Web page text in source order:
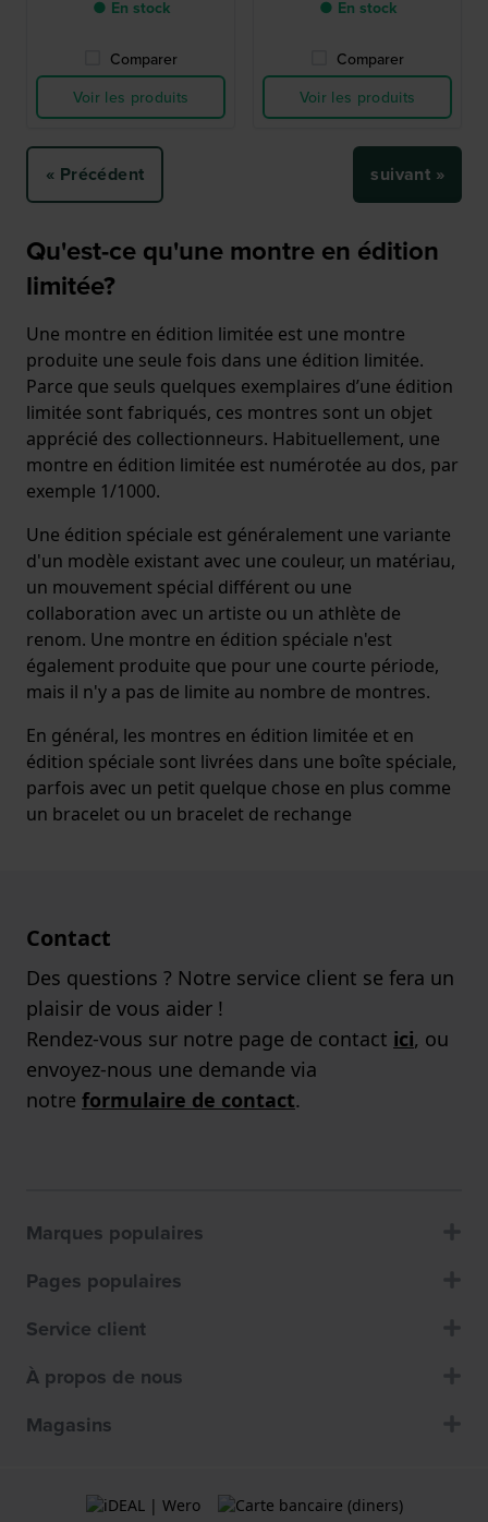
● En stock
Comparer
Voir les produits
● En stock
Comparer
Voir les produits
« Précédent suivant »
Qu'est-ce qu'une montre en édition
limitée?
Une montre en édition limitée est une montre
produite une seule fois dans une édition limitée.
Parce que seuls quelques exemplaires d’une édition
limitée sont fabriqués, ces montres sont un objet
apprécié des collectionneurs. Habituellement, une
montre en édition limitée est numérotée au dos, par
exemple 1/1000.
Une édition spéciale est généralement une variante
d'un modèle existant avec une couleur, un matériau,
un mouvement spécial différent ou une
collaboration avec un artiste ou un athlète de
renom. Une montre en édition spéciale n'est
également produite que pour une courte période,
mais il n'y a pas de limite au nombre de montres.
En général, les montres en édition limitée et en
édition spéciale sont livrées dans une boîte spéciale,
parfois avec un petit quelque chose en plus comme
un bracelet ou un bracelet de rechange
Contact
Des questions ? Notre service client se fera un
plaisir de vous aider !
Rendez-vous sur notre page de contact ici, ou
envoyez-nous une demande via
notre formulaire de contact.
Marques populaires
Pages populaires
Service client
À propos de nous
Magasins